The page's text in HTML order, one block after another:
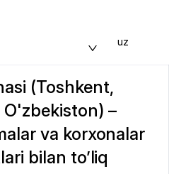
uz
(Toshkent,
–
va korxonalar
bilan to’liq